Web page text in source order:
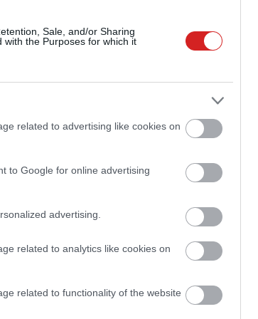
Sale, and/or Sharing
the Purposes for which it
related to advertising like cookies on
to Google for online advertising
advertising.
related to analytics like cookies on
related to functionality of the website
a
hatalmas online
fejlett adatvédelmi,
mit tud.